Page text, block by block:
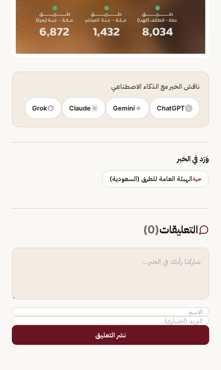
ناقش الخبر مع الذكاء الاصطناعي
ChatGPT
Gemini
Claude
Grok
وَرَد في الخبر
جهةالهيئة العامة للطرق (السعودية)
التعليقات(
0
)
نشر التعليق